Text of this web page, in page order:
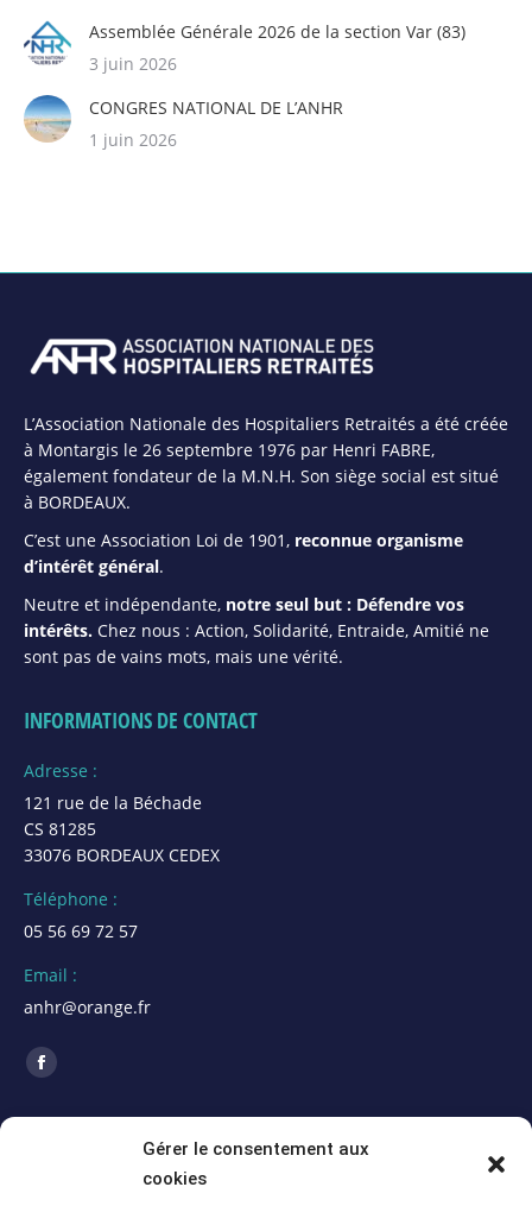
Gérer le consentement aux
cookies
Assemblée Générale 2026 de la section Var (83)
3 juin 2026
CONGRES NATIONAL DE L’ANHR
1 juin 2026
L’Association Nationale des Hospitaliers Retraités a été créée
à Montargis le 26 septembre 1976 par Henri FABRE,
également fondateur de la M.N.H. Son siège social est situé
à BORDEAUX.
C’est une Association Loi de 1901, reconnue organisme
d’intérêt général.
Neutre et indépendante, notre seul but : Défendre vos
intérêts. Chez nous : Action, Solidarité, Entraide, Amitié ne
sont pas de vains mots, mais une vérité.
INFORMATIONS DE CONTACT
Adresse :
121 rue de la Béchade
CS 81285
33076 BORDEAUX CEDEX
Téléphone :
05 56 69 72 57
Email :
anhr@orange.fr
Trouvez nous sur :
La
Assemblée Générale 2026 de la section Alpes